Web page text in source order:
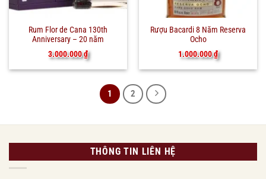
Rum Flor de Cana 130th
Anniversary – 20 năm
3.000.000₫
Rượu Bacardi 8 Năm Reserva
Ocho
1.000.000₫
1 2
THÔNG TIN LIÊN HỆ